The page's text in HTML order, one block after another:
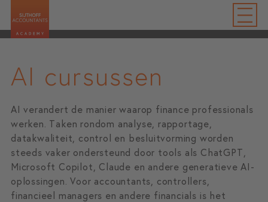
AI cursussen
AI verandert de manier waarop finance professionals
werken. Taken rondom analyse, rapportage,
datakwaliteit, control en besluitvorming worden
steeds vaker ondersteund door tools als ChatGPT,
Microsoft Copilot, Claude en andere generatieve AI-
oplossingen. Voor accountants, controllers,
financieel managers en andere financials is het